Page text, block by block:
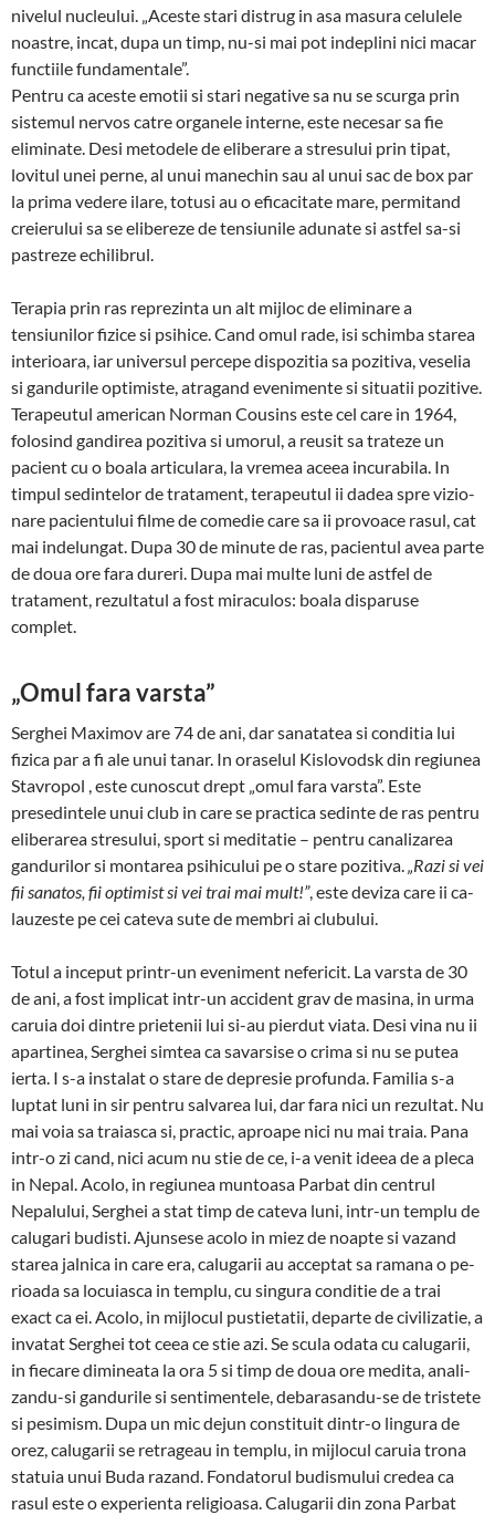
nivelul nu­cle­ului. „Aceste stari distrug in asa masura celulele
noas­tre, incat, du­pa un timp, nu-si mai pot in­deplini nici macar
func­tiile funda­men­tale”.
Pentru ca aceste emotii si stari negative sa nu se scurga prin
sis­temul nervos catre organele inter­ne, este necesar sa fie
eliminate. Desi me­todele de eliberare a stre­sului prin tipat,
lovitul unei perne, al unui ma­nechin sau al unui sac de box par
la prima ve­dere ila­re, totusi au o eficacitate ma­re, permitand
creie­rului sa se elibe­re­ze de tensiunile a­du­nate si astfel sa-si
pas­treze echilibrul.
Terapia prin ras repre­zin­ta un alt mijloc de elimi­nare a
tensiunilor fizice si psihice. Cand omul rade, isi schim­ba starea
interioara, iar universul per­cepe dis­po­zitia sa pozitiva, veselia
si gandurile op­timiste, atra­­gand evenimente si situatii pozitive.
Terapeutul ame­rican Norman Cousins este cel care in 1964,
folosind gan­direa pozitiva si umo­rul, a reusit sa trateze un
pacient cu o boala articulara, la vremea aceea incu­rabila. In
timpul sedintelor de trata­ment, terapeutul ii dadea spre vizio­
nare pacientului filme de comedie care sa ii provoace rasul, cat
mai indelungat. Dupa 30 de minute de ras, pacientul avea parte
de doua ore fara dureri. Dupa mai multe luni de astfel de
tratament, rezultatul a fost miraculos: boala disparuse
complet.
„Omul fara varsta”
Serghei Maximov are 74 de ani, dar sanatatea si conditia lui
fizica par a fi ale unui tanar. In oraselul Kislo­vodsk din regiunea
Stavropol , este cunoscut drept „omul fara varsta”. Este
presedintele unui club in care se practica sedinte de ras pentru
eliberarea stre­sului, sport si meditatie – pentru ca­nali­zarea
gandurilor si mon­tarea psihicului pe o stare po­zitiva.„Razi si vei
fii sana­tos, fii optimist si vei trai mai mult!”, este deviza care ii ca­
lau­zeste pe cei cateva sute de membri ai clu­bului.
Totul a inceput printr-un eveniment ne­fericit. La vars­ta de 30
de ani, a fost im­pli­cat intr-un accident grav de masina, in urma
caruia doi dintre prietenii lui si-au pierdut viata. Desi vina nu ii
apar­tinea, Serghei simtea ca sa­varsise o crima si nu se putea
ierta. I s-a instalat o stare de de­presie profunda. Fa­milia s-a
luptat luni in sir pentru salvarea lui, dar fara nici un rezul­tat. Nu
mai voia sa tra­­iasca si, practic, aproape nici nu mai traia. Pana
intr-o zi cand, nici acum nu stie de ce, i-a venit ideea de a pleca
in Ne­pal. Acolo, in regiunea muntoasa Parbat din centrul
Nepalului, Serghei a stat timp de cateva luni, intr-un templu de
calugari budisti. Ajun­sese acolo in miez de noapte si vazand
starea jalnica in care era, calugarii au acceptat sa ramana o pe­
rioa­da sa locuiasca in templu, cu singura con­ditie de a trai
exact ca ei. Acolo, in mij­locul pustietatii, departe de civili­zatie, a
invatat Ser­ghei tot ceea ce stie azi. Se scula odata cu calugarii,
in fiecare dimineata la ora 5 si timp de doua ore medita, anali­
zan­du-si gandurile si senti­mentele, debara­­san­du-se de tristete
si pesimism. Dupa un mic de­jun constituit dintr-o lingura de
orez, ca­lu­garii se retrageau in tem­plu, in mijlocul caruia trona
statuia unui Buda razand. Fondatorul budis­mu­­lui credea ca
rasul este o expe­rien­­ta religioasa. Calugarii din zona Parbat